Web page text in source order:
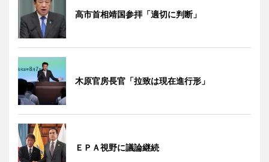
高市首相靖国参拝「適切に判断」
木原官房長官「拉致は現在進行形」
ＥＰＡ視野に議論継続